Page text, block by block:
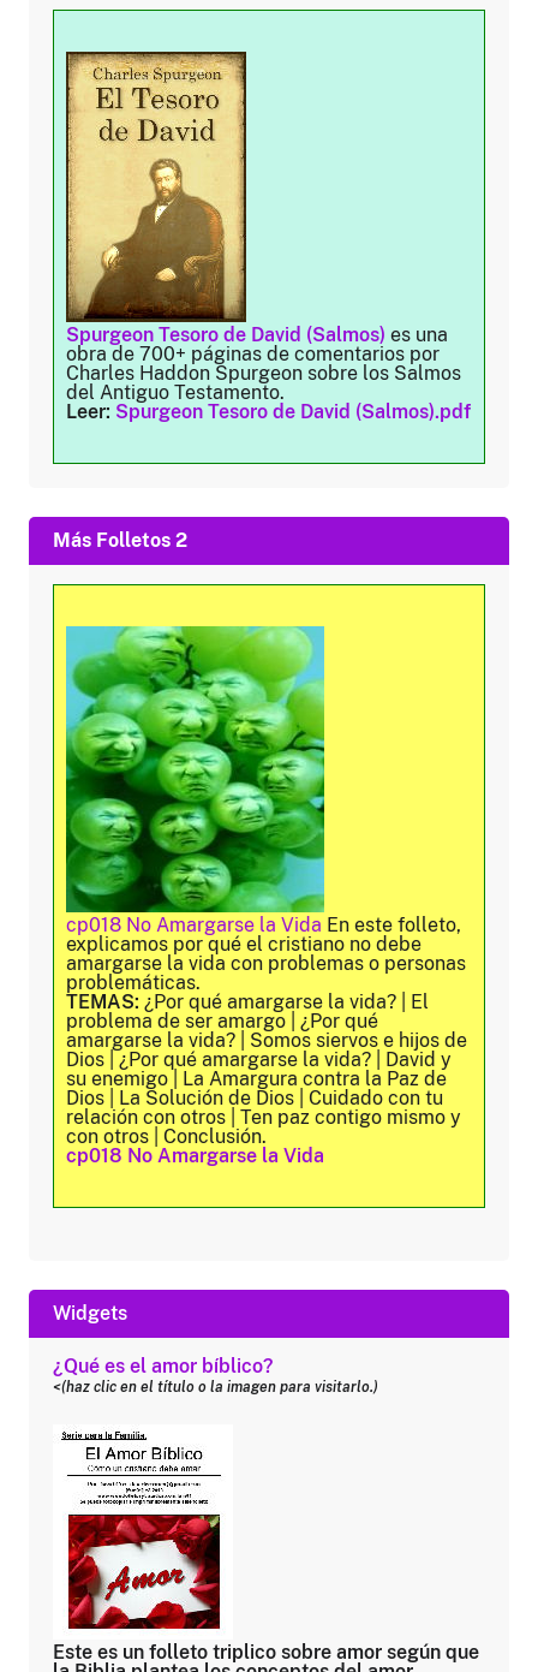
Spurgeon Tesoro de David (Salmos) es una
obra de 700+ páginas de comentarios por
Charles Haddon Spurgeon sobre los Salmos
del Antiguo Testamento.
Leer: Spurgeon Tesoro de David (Salmos).pdf
Más Folletos 2
cp018 No Amargarse la Vida En este folleto,
explicamos por qué el cristiano no debe
amargarse la vida con problemas o personas
problemáticas.
TEMAS: ¿Por qué amargarse la vida? | El
problema de ser amargo | ¿Por qué
amargarse la vida? | Somos siervos e hijos de
Dios | ¿Por qué amargarse la vida? | David y
su enemigo | La Amargura contra la Paz de
Dios | La Solución de Dios | Cuidado con tu
relación con otros | Ten paz contigo mismo y
con otros | Conclusión.
cp018 No Amargarse la Vida
Widgets
¿Qué es el amor bíblico?
<(haz clic en el título o la imagen para visitarlo.)
Este es un folleto triplico sobre amor según que